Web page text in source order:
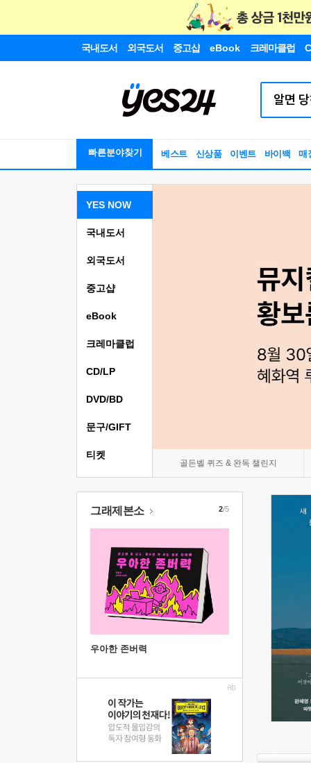
국내도서 외국도서 중고샵 eBook 크레마클럽
빠른분야찾기 베스트 신상품 이벤트 바이백 매
YES NOW
골든벨 퀴즈 & 완독 챌린지
국내도서
외국도서
중고샵
eBook
크레마클럽
CD/LP
DVD/BD
문구/GIFT
티켓
그래제본소
우아한 존버력
2/5